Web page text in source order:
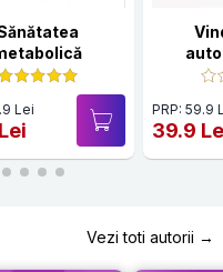
Lei PRP: 59.9
39.9
Vezi toti autorii →